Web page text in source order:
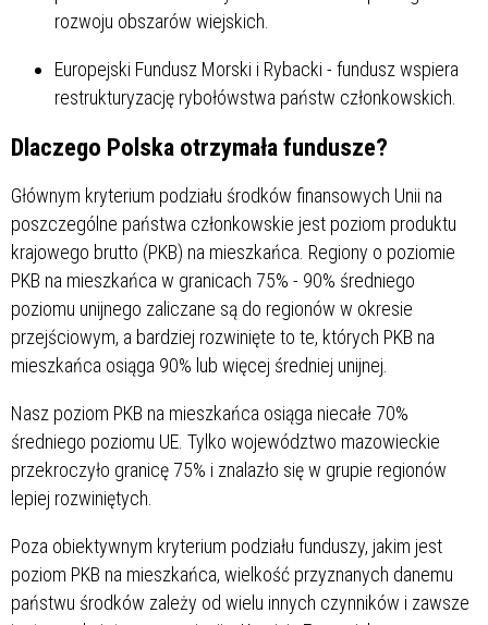
rozwoju obszarów wiejskich.
Europejski Fundusz Morski i Rybacki - fundusz wspiera
restrukturyzację rybołówstwa państw członkowskich.
Dlaczego Polska otrzymała fundusze?
Głównym kryterium podziału środków finansowych Unii na
poszczególne państwa członkowskie jest poziom produktu
krajowego brutto (PKB) na mieszkańca. Regiony o poziomie
PKB na mieszkańca w granicach 75% - 90% średniego
poziomu unijnego zaliczane są do regionów w okresie
przejściowym, a bardziej rozwinięte to te, których PKB na
mieszkańca osiąga 90% lub więcej średniej unijnej.
Nasz poziom PKB na mieszkańca osiąga niecałe 70%
średniego poziomu UE. Tylko województwo mazowieckie
przekroczyło granicę 75% i znalazło się w grupie regionów
lepiej rozwiniętych.
Poza obiektywnym kryterium podziału funduszy, jakim jest
poziom PKB na mieszkańca, wielkość przyznanych danemu
państwu środków zależy od wielu innych czynników i zawsze